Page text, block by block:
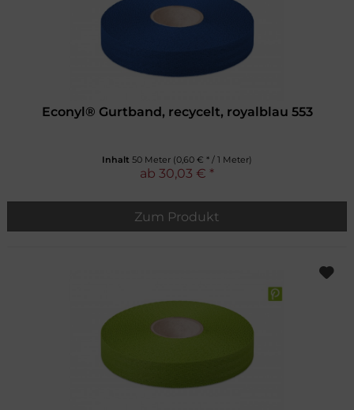
Econyl® Gurtband, recycelt, royalblau 553
Inhalt 50 Meter (0,60 € * / 1 Meter)
ab 30,03 € *
Zum Produkt